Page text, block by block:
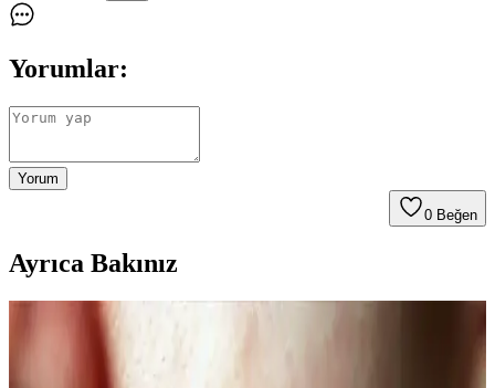
Yorumlar:
Yorum
0 Beğen
Ayrıca Bakınız
Kahve Siyah ve Yarı Kalıcı Saç Renkleri: Doğal ve
Güncel Bir Tercih Rehberi